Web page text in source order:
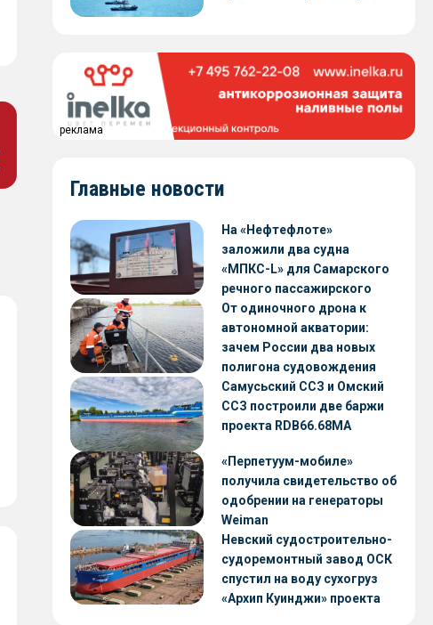
реклама
Главные новости
На «Нефтефлоте»
заложили два судна
«МПКС-L» для Самарского
речного пассажирского
предприятия
От одиночного дрона к
автономной акватории:
зачем России два новых
полигона судовождения
Самусьский ССЗ и Омский
ССЗ построили две баржи
проекта RDB66.68МА
«Перпетуум-мобиле»
получила свидетельство об
одобрении на генераторы
Weiman
Невский судостроительно-
судоремонтный завод ОСК
спустил на воду сухогруз
«Архип Куинджи» проекта